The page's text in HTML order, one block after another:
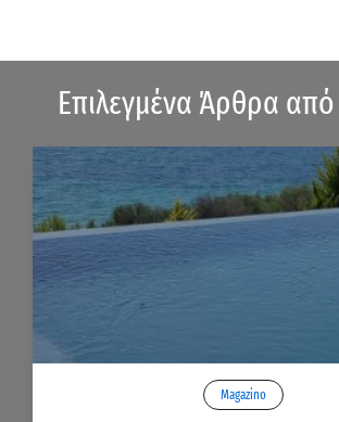
Επιλεγμένα Άρθρα
Magazino